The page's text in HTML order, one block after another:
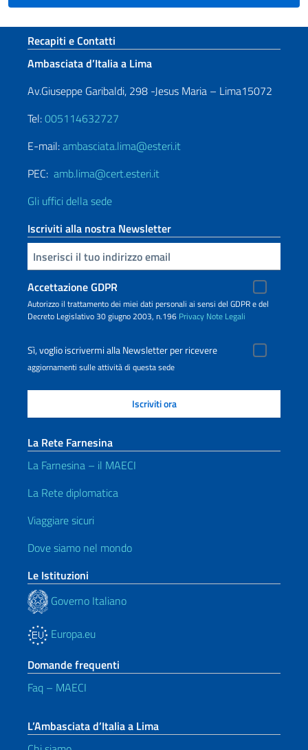
Sezione footer
Recapiti e Contatti
Ambasciata d’Italia a Lima
Av.Giuseppe Garibaldi, 298 -Jesus Maria – Lima15072
Tel:005114632727
E-mail:ambasciata.lima@esteri.it
PEC: amb.lima@cert.esteri.it
Gli uffici della sede
Iscriviti alla nostra Newsletter
Inserisci la tua email
Accettazione GDPR
Autorizzo il trattamento dei miei dati personali ai sensi del GDPR e del
Decreto Legislativo 30 giugno 2003, n.196 Privacy Note Legali
Sì, voglio iscrivermi alla Newsletter per ricevere
aggiornamenti sulle attività di questa sede
La Rete Farnesina
La Farnesina – il MAECI
La Rete diplomatica
Viaggiare sicuri
Dove siamo nel mondo
Le Istituzioni
Governo Italiano
Europa.eu
Domande frequenti
Faq – MAECI
L’Ambasciata d’Italia a Lima